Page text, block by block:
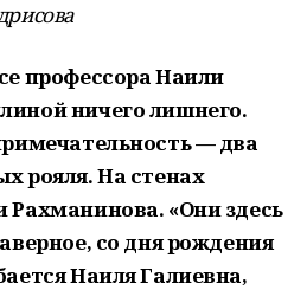
профессора Наили
ничего лишнего.
— два
рояля. На стенах
«Они здесь
со дня рождения
Наиля Галиевна,